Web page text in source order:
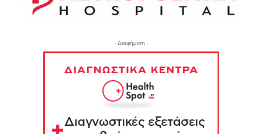
- Διαφήμιση -